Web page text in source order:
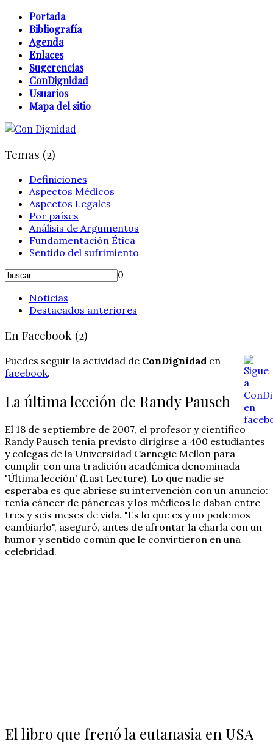
Portada
Bibliografía
Agenda
Enlaces
Sugerencias
ConDignidad
Usuarios
Mapa del sitio
Temas (2)
Definiciones
Aspectos Médicos
Aspectos Legales
Por países
Análisis de Argumentos
Fundamentación Ética
Sentido del sufrimiento
0
Noticias
Destacados anteriores
En Facebook (2)
Puedes seguir la actividad de ConDignidad en
facebook.
La última lección de Randy Pausch
El 18 de septiembre de 2007, el profesor y científico
Randy Pausch tenía previsto dirigirse a 400 estudiantes
y colegas de la Universidad Carnegie Mellon para
cumplir con una tradición académica denominada
'Última lección' (Last Lecture). Lo que nadie se
esperaba es que abriese su intervención con un anuncio:
tenía cáncer de páncreas y los médicos le daban entre
tres y seis meses de vida. "Es lo que es y no podemos
cambiarlo", aseguró, antes de afrontar la charla con un
humor y sentido común que le convirtieron en una
celebridad.
El libro que frenó la eutanasia en USA